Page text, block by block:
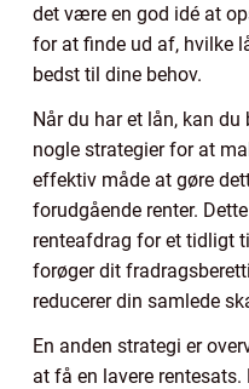
det være en god idé at
for at finde ud af, hvilke
bedst til dine behov.
Når du har et lån, kan
nogle strategier for at
effektiv måde at gøre
forudgående renter.
renteafdrag for et tidligt
forøger dit
reducerer din samlede
En anden strategi er
at få en lavere rentesats.